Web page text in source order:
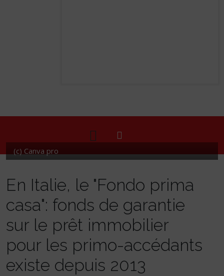
(c) Canva pro
En Italie, le "Fondo prima
casa": fonds de garantie
sur le prêt immobilier
pour les primo-accédants
existe depuis 2013